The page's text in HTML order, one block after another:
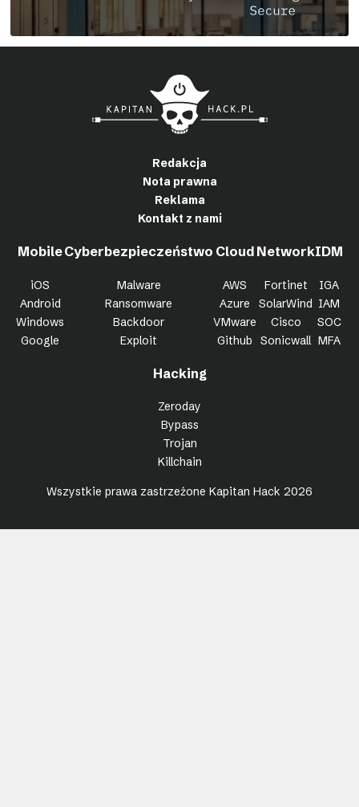
Redakcja
Nota prawna
Reklama
Kontakt z nami
Mobile
iOS
Android
Windows
Google
Cyberbezpieczeństwo
Malware
Ransomware
Backdoor
Exploit
Cloud
AWS
Azure
VMware
Github
Network
Fortinet
SolarWind
Cisco
Sonicwall
IDM
IGA
IAM
SOC
MFA
Hacking
Zeroday
Bypass
Trojan
Killchain
Wszystkie prawa zastrzeżone Kapitan Hack 2026